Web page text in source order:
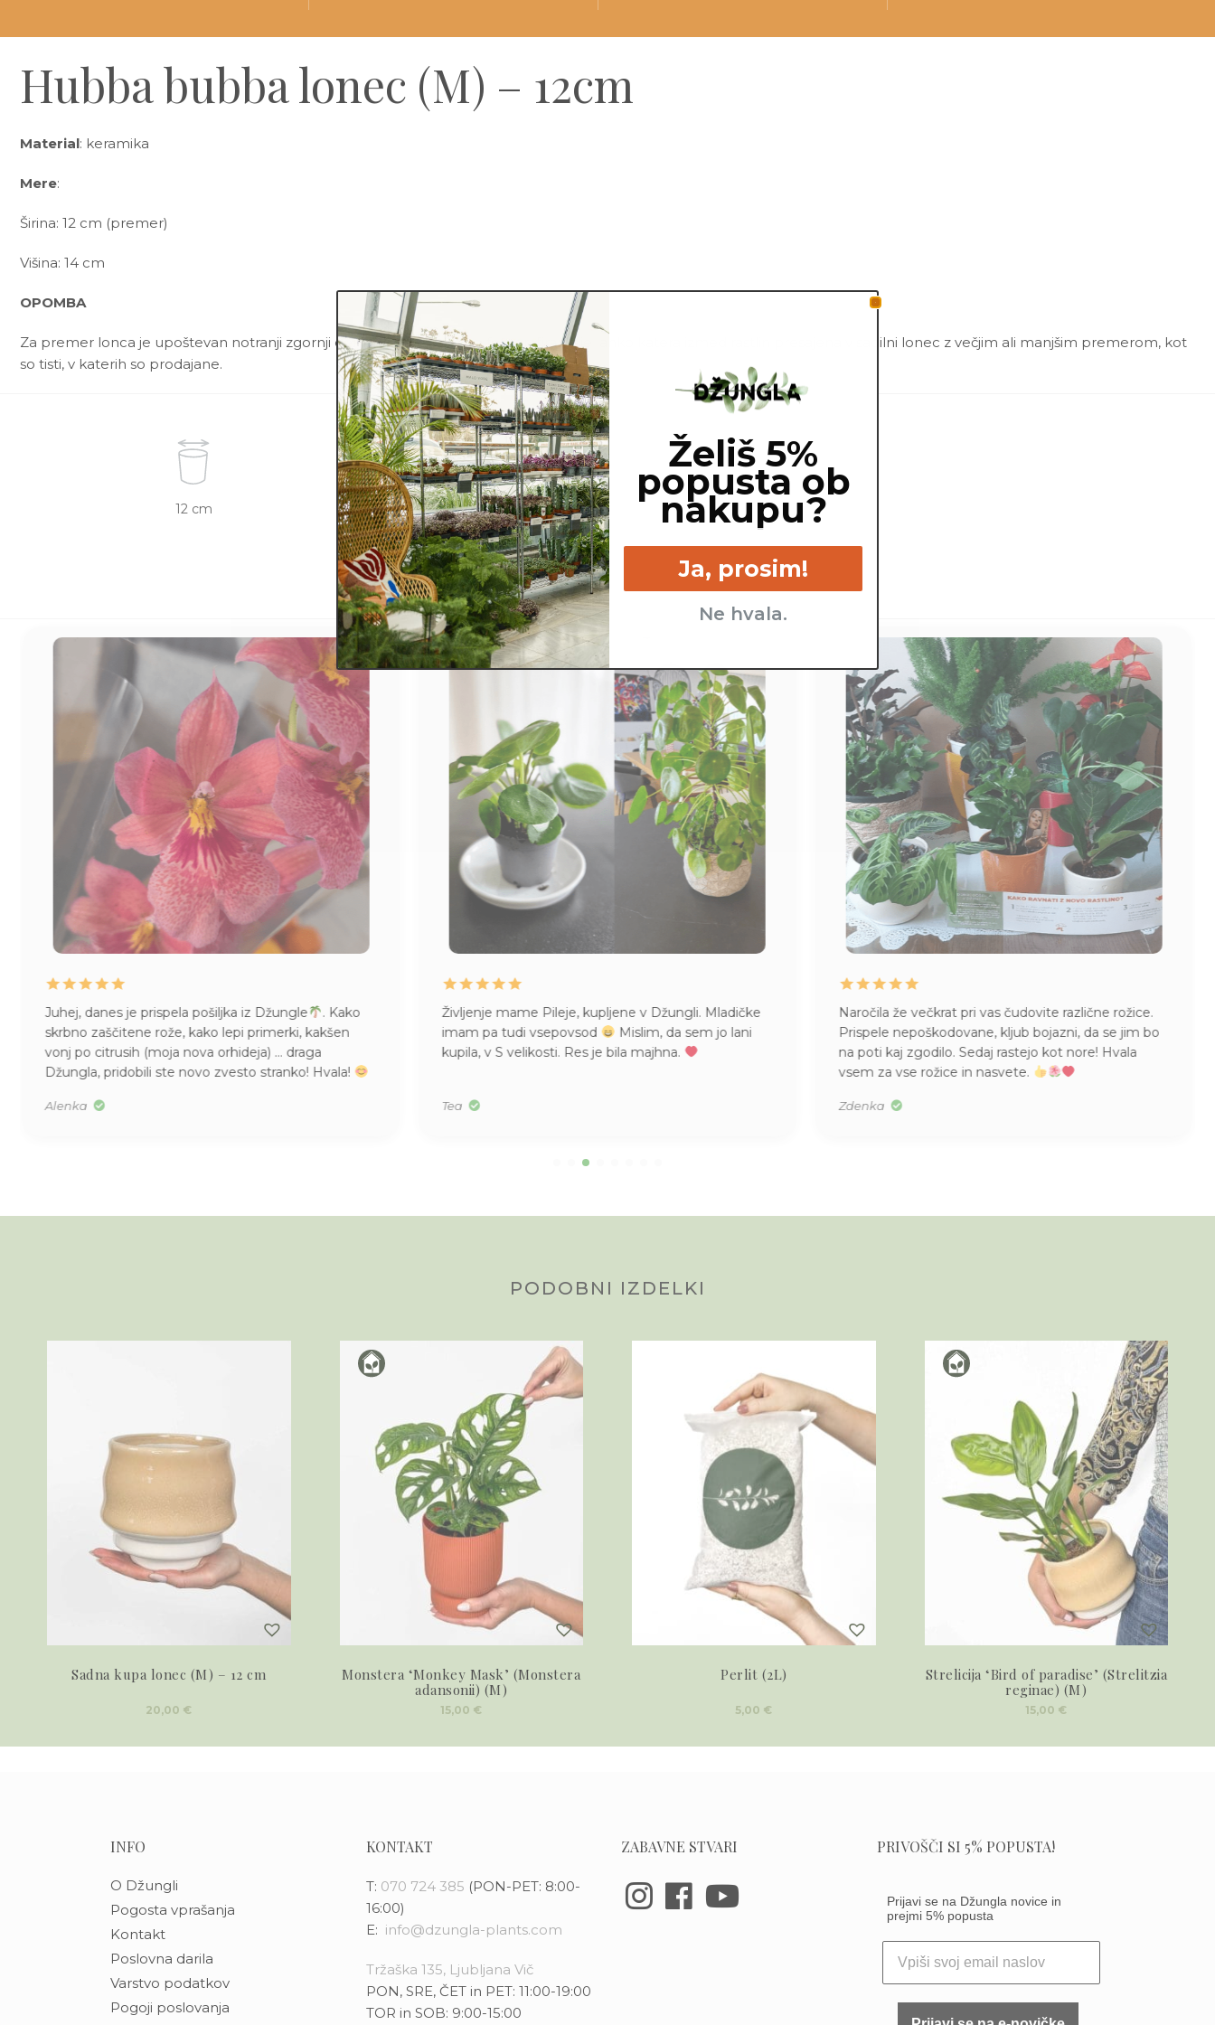
Hubba bubba lonec (M) – 12cm
Material: keramika
Mere:
Širina: 12 cm (premer)
Višina: 14 cm
OPOMBA
Za premer lonca je upoštevan notranji zgornji del lonca. Za potrebe fotografiranja je lahko katera izmed rastlin presajena v sadilni lonec z večjim ali manjšim premerom, kot
so tisti, v katerih so prodajane.
12 cm
Juhej, danes je prispela pošiljka iz Džungle
. Kako
skrbno zaščitene rože, kako lepi primerki, kakšen
vonj po citrusih (moja nova orhideja) … draga
Džungla, pridobili ste novo zvesto stranko! Hvala!
Alenka
Življenje mame Pileje, kupljene v Džungli. Mladičke
imam pa tudi vsepovsod
Mislim, da sem jo lani
kupila, v S velikosti. Res je bila majhna.
Tea
Naročila že večkrat pri vas čudovite različne rožice.
Prispele nepoškodovane, kljub bojazni, da se jim bo
na poti kaj zgodilo. Sedaj rastejo kot nore! Hvala
vsem za vse rožice in nasvete.
Zdenka
PODOBNI IZDELKI
Sadna kupa lonec (M) – 12 cm
20,00 €
Monstera ‘Monkey Mask’ (Monstera
adansonii) (M)
15,00 €
Perlit (2L)
5,00 €
Strelicija ‘Bird of paradise’ (Strelitzia
reginae) (M)
15,00 €
INFO
O Džungli
Pogosta vprašanja
Kontakt
Poslovna darila
Varstvo podatkov
Pogoji poslovanja
KONTAKT
T: 070 724 385 (PON-PET: 8:00-
16:00)
E: info@dzungla-plants.com
Tržaška 135, Ljubljana Vič
PON, SRE, ČET in PET: 11:00-19:00
TOR in SOB: 9:00-15:00
ZABAVNE STVARI PRIVOŠČI SI 5% POPUSTA!
Prijavi se na Džungla novice in
prejmi 5% popusta
Želiš 5%
popusta ob
nakupu?
Ja, prosim!
Ne hvala.